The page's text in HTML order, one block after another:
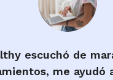
escuchó de
me ayudó